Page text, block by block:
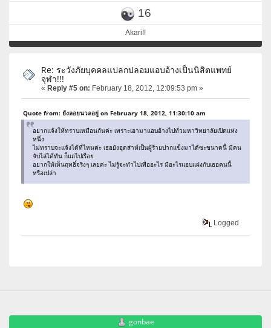
16
Akari!!
Re: ระวังภัยบุคคลแปลกปลอมแอบอ้างเป็นนิสิตแพทย์
จุฬา!!!
« Reply #5 on: February 18, 2012, 12:09:53 pm »
Quote from: ยังลอยนวลอยู่ on February 18, 2012, 11:30:10 am
อยากแจ้งให้ทราบเหมือนกันค่ะ เพราะเอามาแอบอ้างไปทั่วมหาวิทยาลัยเปิดแห่ง
หนึ่ง
ไม่ทราบจะแจ้งได้ที่ไหนค่ะ เธอยังอุตส่าห์เป็นผู้ร้ายปากแข็งมาได้ซะขนาดนี้ มีคน
จับไล่ได้ทัน ก็แถไปเรื่อย
อยากให้เห็นฤทธิ์จริงๆ เลยค่ะ ไม่รู้จะทำไปเพื่ออะไร มีอะไรแอบแฝงกับเธอคนนี้
หรือเปล่า
Logged
gonbae